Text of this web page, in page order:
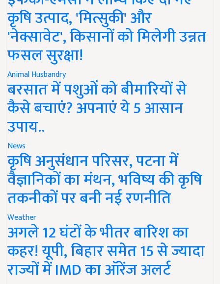
कृषि उत्पाद, 'मित्सुकी' और
'नेक्सावेट', किसानों को मिलेगी उन्नत
फसल सुरक्षा!
Animal Husbandry
बरसात में पशुओं को बीमारियों से
कैसे बचाएं? अपनाएं ये 5 आसान
उपाय..
News
कृषि अनुसंधान परिसर, पटना में
वैज्ञानिकों का मंथन, भविष्य की कृषि
तकनीकों पर बनी नई रणनीति
Weather
अगले 12 घंटों के भीतर बारिश का
कहर! यूपी, बिहार समेत 15 से ज्यादा
राज्यों में IMD का ऑरेंज अलर्ट